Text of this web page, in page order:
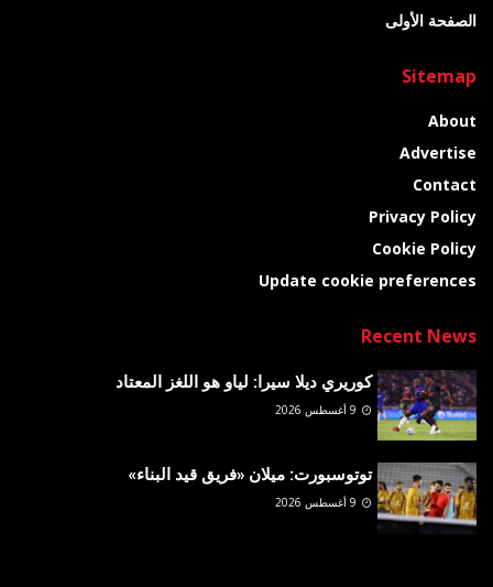
الصفحة الأولى
Sitemap
About
Advertise
Contact
Privacy Policy
Cookie Policy
Update cookie preferences
Recent News
كوريري ديلا سيرا: لياو هو اللغز المعتاد
توتوسبورت: ميلان «فريق قيد البناء»